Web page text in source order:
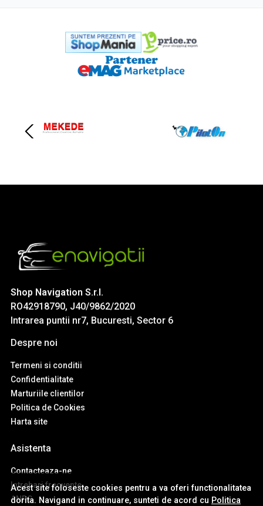
Acest site foloseste cookies pentru a va oferi functionalitatea
dorita. Navigand in continuare, sunteti de acord cu Politica
Shop Navigation S.r.l.
RO42918790, J40/9862/2020
Intrarea puntii nr7, Bucuresti, Sector 6
Despre noi
Termeni si conditii
Confidentialitate
Marturiile clientilor
Politica de Cookies
Harta site
Asistenta
Contacteaza-ne
Intrebari frecvente
ANPC